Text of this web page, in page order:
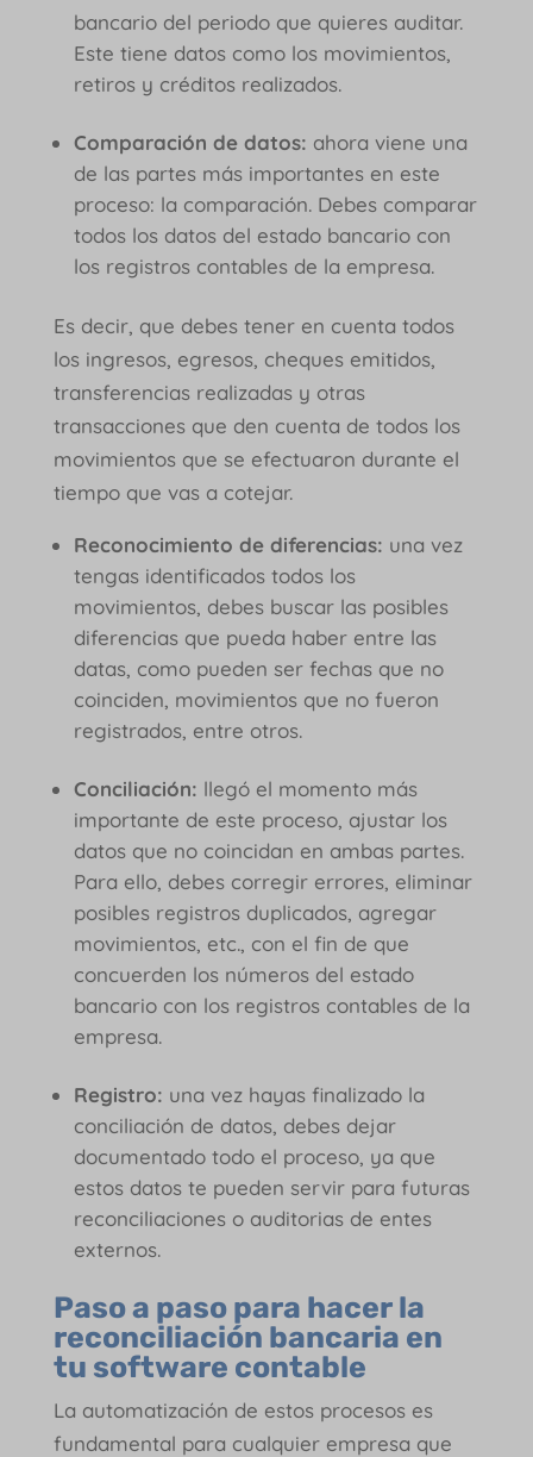
bancario del periodo que quieres auditar.
Este tiene datos como los movimientos,
retiros y créditos realizados.
Comparación de datos: ahora viene una
de las partes más importantes en este
proceso: la comparación. Debes comparar
todos los datos del estado bancario con
los registros contables de la empresa.
Es decir, que debes tener en cuenta todos
los ingresos, egresos, cheques emitidos,
transferencias realizadas y otras
transacciones que den cuenta de todos los
movimientos que se efectuaron durante el
tiempo que vas a cotejar.
Reconocimiento de diferencias: una vez
tengas identificados todos los
movimientos, debes buscar las posibles
diferencias que pueda haber entre las
datas, como pueden ser fechas que no
coinciden, movimientos que no fueron
registrados, entre otros.
Conciliación: llegó el momento más
importante de este proceso, ajustar los
datos que no coincidan en ambas partes.
Para ello, debes corregir errores, eliminar
posibles registros duplicados, agregar
movimientos, etc., con el fin de que
concuerden los números del estado
bancario con los registros contables de la
empresa.
Registro: una vez hayas finalizado la
conciliación de datos, debes dejar
documentado todo el proceso, ya que
estos datos te pueden servir para futuras
reconciliaciones o auditorias de entes
externos.
Paso a paso para hacer la
reconciliación bancaria en
tu software contable
La automatización de estos procesos es
fundamental para cualquier empresa que